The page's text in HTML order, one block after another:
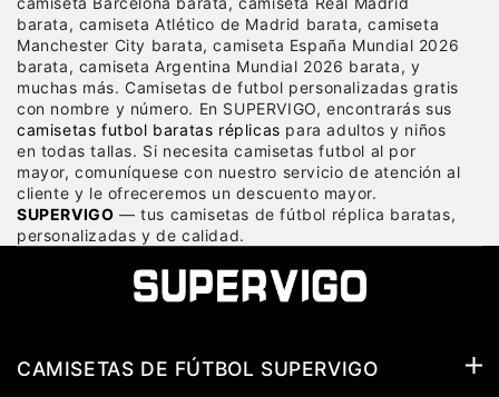
barata, camiseta Atlético de Madrid barata, camiseta
Manchester City barata, camiseta España Mundial 2026
barata, camiseta Argentina Mundial 2026 barata, y
muchas más. Camisetas de futbol personalizadas gratis
con nombre y número. En SUPERVIGO, encontrarás sus
camisetas futbol baratas réplicas para adultos y niños
en todas tallas. Si necesita camisetas futbol al por
mayor, comuníquese con nuestro servicio de atención al
cliente y le ofreceremos un descuento mayor.
SUPERVIGO — tus camisetas de fútbol réplica baratas,
personalizadas y de calidad.
CAMISETAS DE FÚTBOL SUPERVIGO